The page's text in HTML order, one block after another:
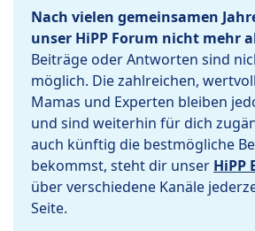
Nach vielen gemeinsamen
unser HiPP Forum nicht mehr
Beiträge oder Antworten sind
möglich. Die zahlreichen,
Mamas und Experten bleiben
und sind weiterhin für dich
auch künftig die bestmögliche
bekommst, steht dir unser HiPP
über verschiedene Kanäle
Seite.